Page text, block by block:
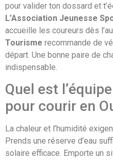
pour valider ton dossard et
L’Association Jeunesse
accueille les coureurs dès
Tourisme recommande de
départ. Une bonne paire de
indispensable.
Quel est
pour courir en
La chaleur et l’humidité
Prends une réserve d’eau
solaire efficace. Emporte un